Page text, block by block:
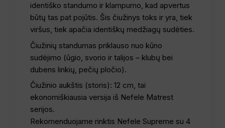
identiško standumo ir klampumo, kad apvertus
būtų tas pat pojūtis. Šis čiužinys toks ir yra, tiek
viršus, tiek apačia identiškų medžiagų sudėties.
Čiužinių standumas priklauso nuo kūno
sudėjimo (ūgio, svorio ir talijos – klubų bei
dubens linkių, pečių pločio).
Čiužinio aukštis (storis): 12 cm, tai
ekonomiškiausia versija iš Nefele Matrest
serijos.
Rekomenduojame rinktis Nefele Supreme su 4